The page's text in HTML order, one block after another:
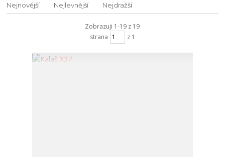
Nejnovější Nejlevnější Nejdražší
Zobrazuji 1-19 z 19
strana
z 1